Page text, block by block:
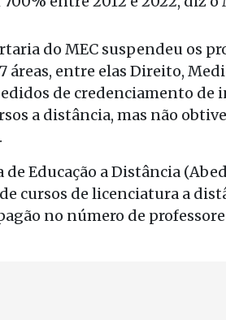
do MEC suspendeu os
áreas, entre elas Direito,
de credenciamento
a distância, mas não
de Educação a Distância
cursos de licenciatura a
no número de